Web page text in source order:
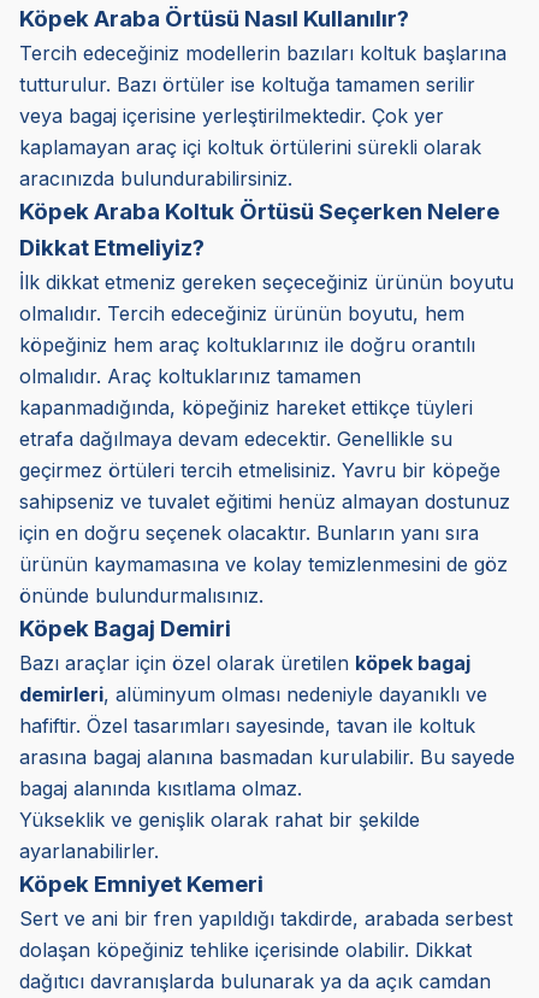
Köpek Araba Örtüsü Nasıl Kullanılır?
Tercih edeceğiniz modellerin bazıları koltuk başlarına
tutturulur. Bazı örtüler ise koltuğa tamamen serilir
veya bagaj içerisine yerleştirilmektedir. Çok yer
kaplamayan araç içi koltuk örtülerini sürekli olarak
aracınızda bulundurabilirsiniz.
Köpek Araba Koltuk Örtüsü Seçerken Nelere
Dikkat Etmeliyiz?
İlk dikkat etmeniz gereken seçeceğiniz ürünün boyutu
olmalıdır. Tercih edeceğiniz ürünün boyutu, hem
köpeğiniz hem araç koltuklarınız ile doğru orantılı
olmalıdır. Araç koltuklarınız tamamen
kapanmadığında, köpeğiniz hareket ettikçe tüyleri
etrafa dağılmaya devam edecektir. Genellikle su
geçirmez örtüleri tercih etmelisiniz. Yavru bir köpeğe
sahipseniz ve tuvalet eğitimi henüz almayan dostunuz
için en doğru seçenek olacaktır. Bunların yanı sıra
ürünün kaymamasına ve kolay temizlenmesini de göz
önünde bulundurmalısınız.
Köpek Bagaj Demiri
Bazı araçlar için özel olarak üretilen köpek bagaj
demirleri, alüminyum olması nedeniyle dayanıklı ve
hafiftir. Özel tasarımları sayesinde, tavan ile koltuk
arasına bagaj alanına basmadan kurulabilir. Bu sayede
bagaj alanında kısıtlama olmaz.
Yükseklik ve genişlik olarak rahat bir şekilde
ayarlanabilirler.
Köpek Emniyet Kemeri
Sert ve ani bir fren yapıldığı takdirde, arabada serbest
dolaşan köpeğiniz tehlike içerisinde olabilir. Dikkat
dağıtıcı davranışlarda bulunarak ya da açık camdan